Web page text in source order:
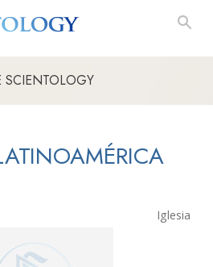
SCIENTOLOGY
Iglesia